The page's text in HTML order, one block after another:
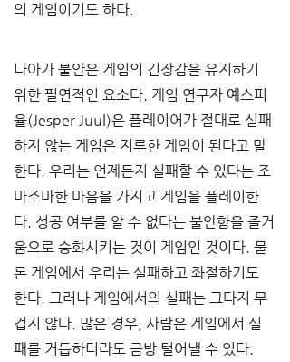
의 게임이기도 하다.
나아가 불안은 게임의 긴장감을 유지하기
위한 필연적인 요소다. 게임 연구자 예스퍼
율(Jesper Juul)은 플레이어가 절대로 실패
하지 않는 게임은 지루한 게임이 된다고 말
한다. 우리는 언제든지 실패할 수 있다는 조
마조마한 마음을 가지고 게임을 플레이한
다. 성공 여부를 알 수 없다는 불안함을 즐거
움으로 승화시키는 것이 게임인 것이다. 물
론 게임에서 우리는 실패하고 좌절하기도
한다. 그러나 게임에서의 실패는 그다지 무
겁지 않다. 많은 경우, 사람은 게임에서 실
패를 거듭하더라도 금방 털어낼 수 있다.